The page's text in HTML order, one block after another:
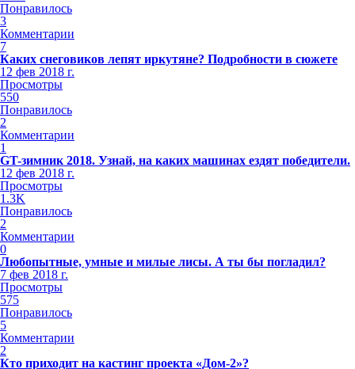
Понравилось
3
Комментарии
7
Каких снеговиков лепят иркутяне? Подробности в сюжете
12 фев 2018 г.
Просмотры
550
Понравилось
2
Комментарии
1
GT-зимник 2018. Узнай, на каких машинах ездят победители.
12 фев 2018 г.
Просмотры
1.3K
Понравилось
2
Комментарии
0
Любопытные, умные и милые лисы. А ты бы погладил?
7 фев 2018 г.
Просмотры
575
Понравилось
5
Комментарии
2
Кто приходит на кастинг проекта «Дом-2»?